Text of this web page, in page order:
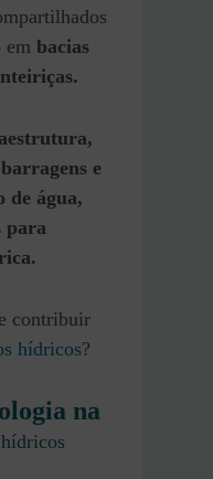
em bacias
e
de água,
para
contribuir
hídricos?
na